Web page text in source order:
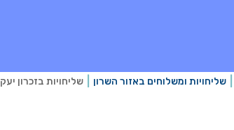
שליחויות ומשלוחים באזור השרון שליחויות בזכרון